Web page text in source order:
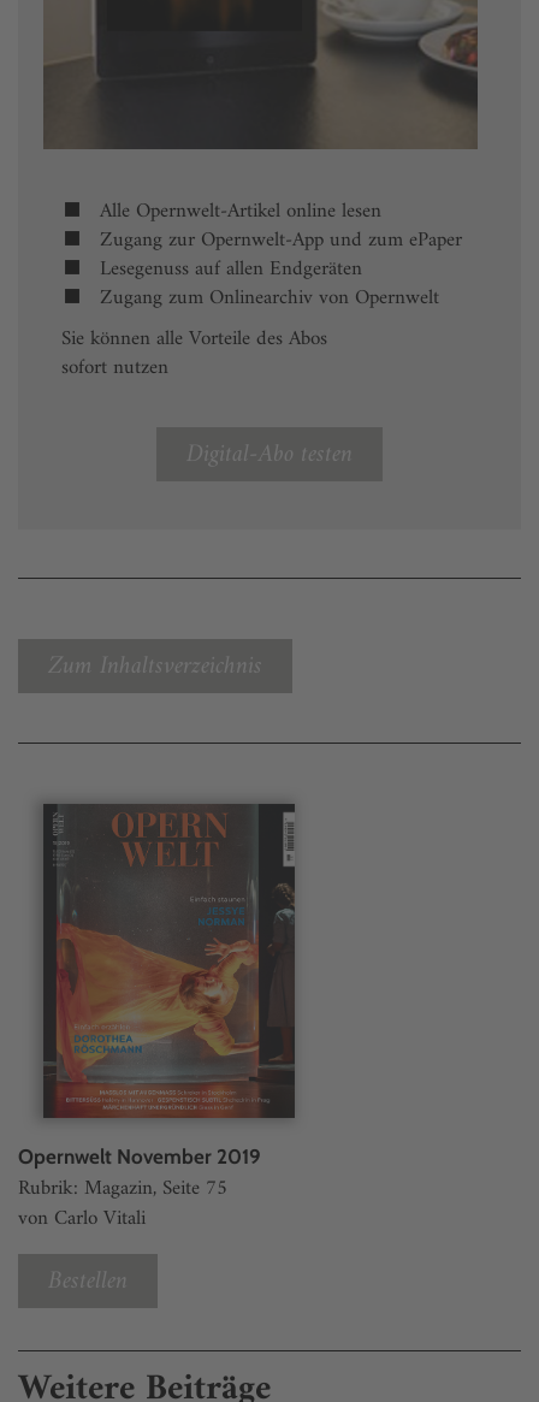
Alle Opernwelt-Artikel online lesen
Zugang zur Opernwelt-App und zum ePaper
Lesegenuss auf allen Endgeräten
Zugang zum Onlinearchiv von Opernwelt
Sie können alle Vorteile des Abos
sofort nutzen
Digital-Abo testen
Zum Inhaltsverzeichnis
Opernwelt November 2019
Rubrik: Magazin, Seite 75
von Carlo Vitali
Bestellen
Weitere Beiträge